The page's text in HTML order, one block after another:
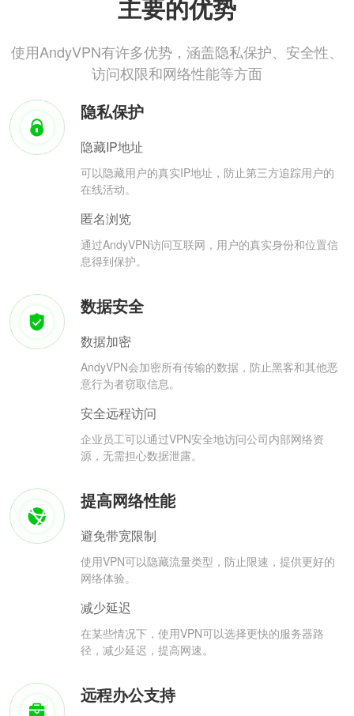
主要的优势
使用AndyVPN有许多优势，涵盖隐私保护、安全性、
访问权限和网络性能等方面
隐私保护
隐藏IP地址
可以隐藏用户的真实IP地址，防止第三方追踪用户的
在线活动。
匿名浏览
通过AndyVPN访问互联网，用户的真实身份和位置信
息得到保护。
数据安全
数据加密
AndyVPN会加密所有传输的数据，防止黑客和其他恶
意行为者窃取信息。
安全远程访问
企业员工可以通过VPN安全地访问公司内部网络资
源，无需担心数据泄露。
提高网络性能
避免带宽限制
使用VPN可以隐藏流量类型，防止限速，提供更好的
网络体验。
减少延迟
在某些情况下，使用VPN可以选择更快的服务器路
径，减少延迟，提高网速。
远程办公支持